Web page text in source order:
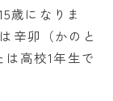
歳になりま
辛卯（かのと
高校1年生で